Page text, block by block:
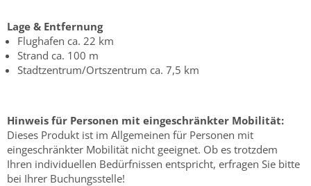
Lage & Entfernung
Flughafen ca. 22 km
Strand ca. 100 m
Stadtzentrum/Ortszentrum ca. 7,5 km
Hinweis für Personen mit eingeschränkter Mobilität:
Dieses Produkt ist im Allgemeinen für Personen mit
eingeschränkter Mobilität nicht geeignet. Ob es trotzdem
Ihren individuellen Bedürfnissen entspricht, erfragen Sie bitte
bei Ihrer Buchungsstelle!